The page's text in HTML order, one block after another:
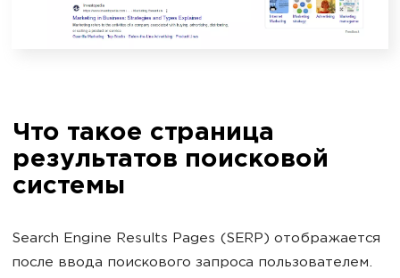
Что такое страница
результатов поисковой
системы
Search Engine Results Pages (SERP) отображается
после ввода поискового запроса пользователем.